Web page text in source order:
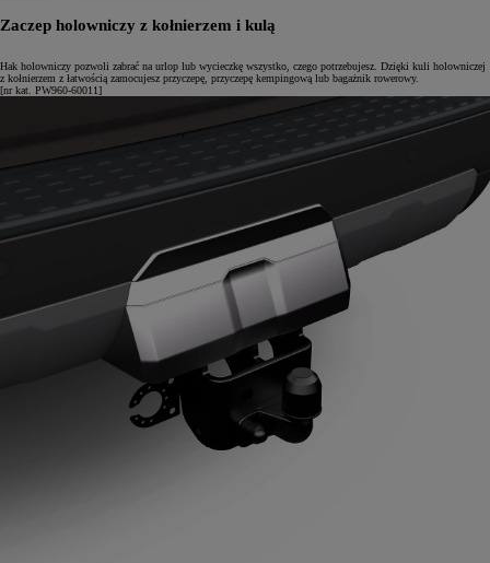
Zaczep holowniczy z kołnierzem i kulą
Hak holowniczy pozwoli zabrać na urlop lub wycieczkę wszystko, czego potrzebujesz. Dzięki kuli holowniczej
z kołnierzem z łatwością zamocujesz przyczepę, przyczepę kempingową lub bagażnik rowerowy.
[nr kat. PW960-60011]